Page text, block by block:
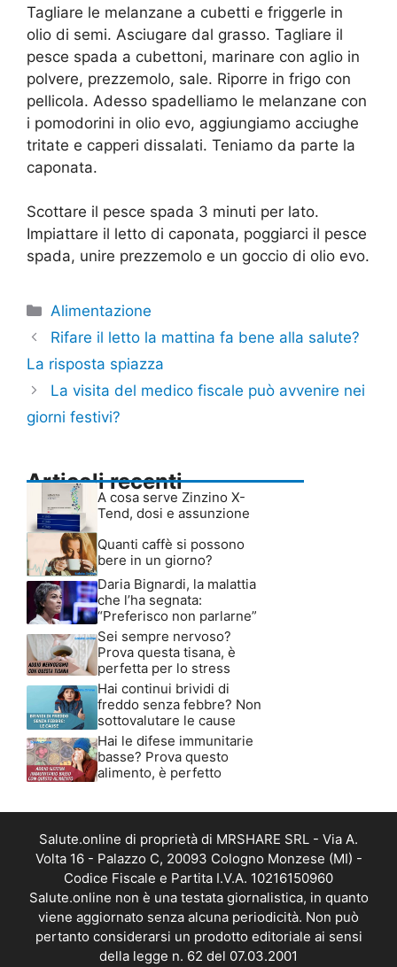
Tagliare le melanzane a cubetti e friggerle in
olio di semi. Asciugare dal grasso. Tagliare il
pesce spada a cubettoni, marinare con aglio in
polvere, prezzemolo, sale. Riporre in frigo con
pellicola. Adesso spadelliamo le melanzane con
i pomodorini in olio evo, aggiungiamo acciughe
tritate e capperi dissalati. Teniamo da parte la
caponata.
Scottare il pesce spada 3 minuti per lato.
Impiattare il letto di caponata, poggiarci il pesce
spada, unire prezzemolo e un goccio di olio evo.
Categorie
Alimentazione
Rifare il letto la mattina fa bene alla salute?
La risposta spiazza
La visita del medico fiscale può avvenire nei
giorni festivi?
Articoli recenti
A cosa serve Zinzino X-
Tend, dosi e assunzione
Quanti caffè si possono
bere in un giorno?
Daria Bignardi, la malattia
che l’ha segnata:
“Preferisco non parlarne”
Sei sempre nervoso?
Prova questa tisana, è
perfetta per lo stress
Hai continui brividi di
freddo senza febbre? Non
sottovalutare le cause
Hai le difese immunitarie
basse? Prova questo
alimento, è perfetto
Salute.online di proprietà di MRSHARE SRL - Via A.
Volta 16 - Palazzo C, 20093 Cologno Monzese (MI) -
Codice Fiscale e Partita I.V.A. 10216150960
Salute.online non è una testata giornalistica, in quanto
viene aggiornato senza alcuna periodicità. Non può
pertanto considerarsi un prodotto editoriale ai sensi
della legge n. 62 del 07.03.2001